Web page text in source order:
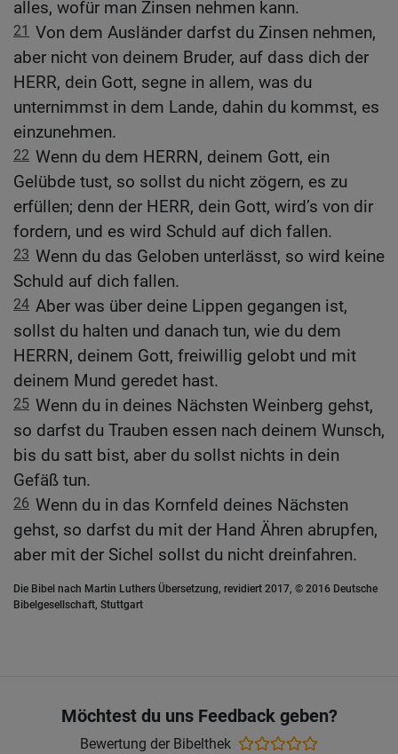
alles, wofür man Zinsen nehmen kann.
21 Von dem Ausländer darfst du Zinsen nehmen,
aber nicht von deinem Bruder, auf dass dich der
HERR, dein Gott, segne in allem, was du
unternimmst in dem Lande, dahin du kommst, es
einzunehmen.
22 Wenn du dem HERRN, deinem Gott, ein
Gelübde tust, so sollst du nicht zögern, es zu
erfüllen; denn der HERR, dein Gott, wird’s von dir
fordern, und es wird Schuld auf dich fallen.
23 Wenn du das Geloben unterlässt, so wird keine
Schuld auf dich fallen.
24 Aber was über deine Lippen gegangen ist,
sollst du halten und danach tun, wie du dem
HERRN, deinem Gott, freiwillig gelobt und mit
deinem Mund geredet hast.
25 Wenn du in deines Nächsten Weinberg gehst,
so darfst du Trauben essen nach deinem Wunsch,
bis du satt bist, aber du sollst nichts in dein
Gefäß tun.
26 Wenn du in das Kornfeld deines Nächsten
gehst, so darfst du mit der Hand Ähren abrupfen,
aber mit der Sichel sollst du nicht dreinfahren.
Die Bibel nach Martin Luthers Übersetzung, revidiert 2017, © 2016 Deutsche
Bibelgesellschaft, Stuttgart
Möchtest du uns Feedback geben?
Bewertung der Bibelthek